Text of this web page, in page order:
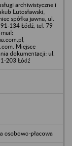
archiwistyczne i
Lutosławski,
spółka jawna, ul.
134 Łódź, tel. 79
Miejsce
dokumentacji: ul.
203 Łódź
osobowo-płacowa